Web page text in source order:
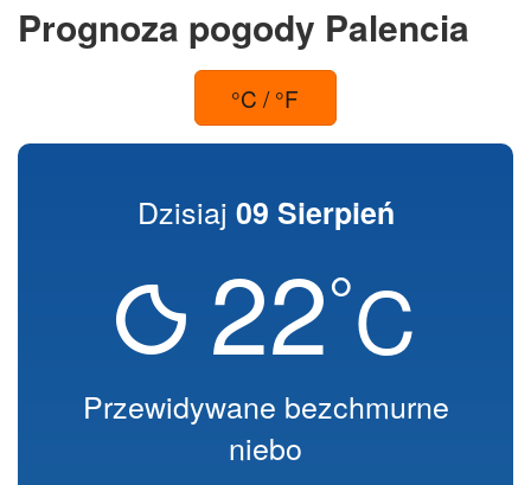
Prognoza pogody Palencia
°C / °F
Dzisiaj 09 Sierpień
22°C
Przewidywane bezchmurne
niebo